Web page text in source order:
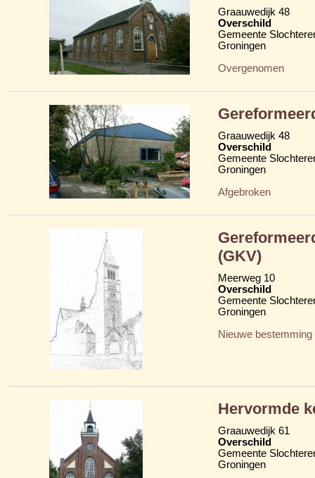
Graauwedijk 48
Overschild
Gemeente
Groningen
Overgenomen
Graauwedijk 48
Overschild
Gemeente
Groningen
Afgebroken
(GKV)
Meerweg 10
Overschild
Gemeente
Groningen
Nieuwe bestemming
Hervormde
Graauwedijk 61
Overschild
Gemeente
Groningen